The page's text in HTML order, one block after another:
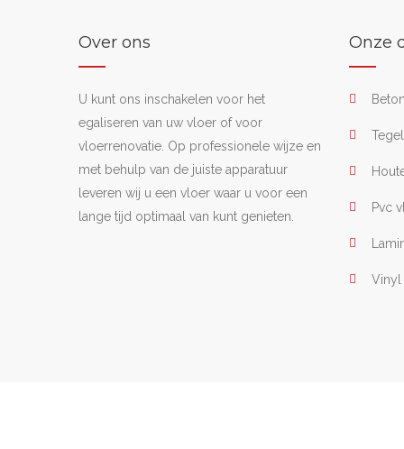
Over ons
U kunt ons inschakelen voor het
egaliseren van uw vloer of voor
vloerrenovatie. Op professionele wijze en
met behulp van de juiste apparatuur
leveren wij u een vloer waar u voor een
lange tijd optimaal van kunt genieten.
Onze
Beton
Pvc
Vinyl